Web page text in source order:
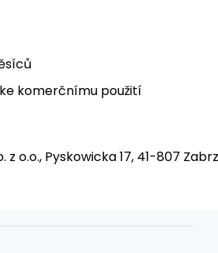
komerčnímu použití
z o.o., Pyskowicka 17, 41-807